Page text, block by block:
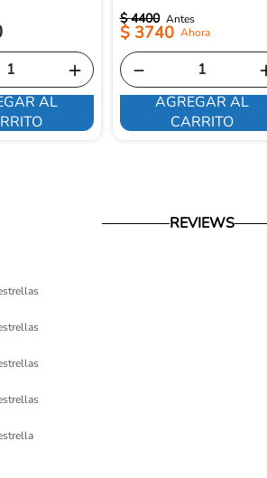
＋
AL
$ 4400
$ 3740
－
AGREGAR AL
CARRITO
REVIEWS